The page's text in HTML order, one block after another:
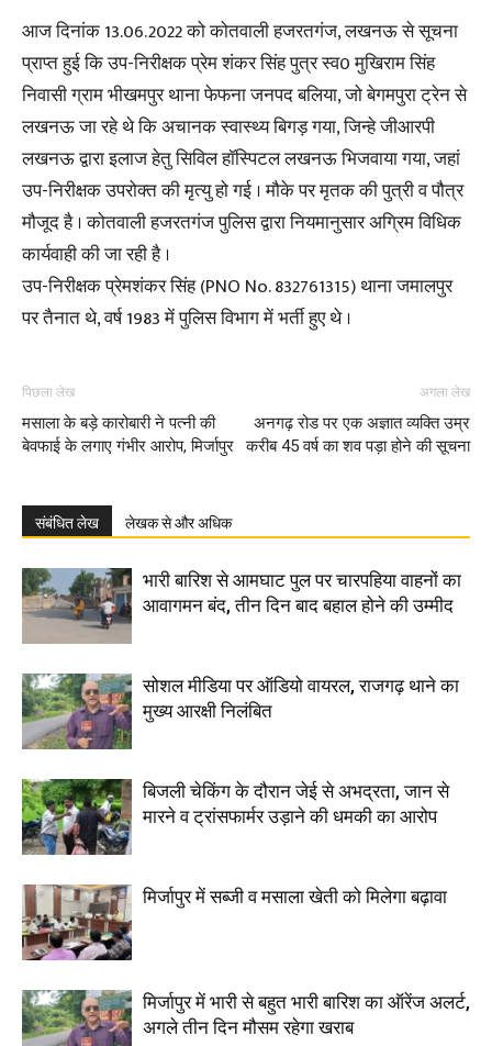
आज दिनांक 13.06.2022 को कोतवाली हजरतगंज, लखनऊ से सूचना
प्राप्त हुई कि उप-निरीक्षक प्रेम शंकर सिंह पुत्र स्व0 मुखिराम सिंह
निवासी ग्राम भीखमपुर थाना फेफना जनपद बलिया, जो बेगमपुरा ट्रेन से
लखनऊ जा रहे थे कि अचानक स्वास्थ्य बिगड़ गया, जिन्हे जीआरपी
लखनऊ द्वारा इलाज हेतु सिविल हॉस्पिटल लखनऊ भिजवाया गया, जहां
उप-निरीक्षक उपरोक्त की मृत्यु हो गई । मौके पर मृतक की पुत्री व पौत्र
मौजूद है । कोतवाली हजरतगंज पुलिस द्वारा नियमानुसार अग्रिम विधिक
कार्यवाही की जा रही है ।
उप-निरीक्षक प्रेमशंकर सिंह (PNO No. 832761315) थाना जमालपुर
पर तैनात थे, वर्ष 1983 में पुलिस विभाग में भर्ती हुए थे ।
पिछला लेख
मसाला के बड़े कारोबारी ने पत्नी की
बेवफाई के लगाए गंभीर आरोप, मिर्जापुर
अगला लेख
अनगढ़ रोड पर एक अज्ञात व्यक्ति उम्र
करीब 45 वर्ष का शव पड़ा होने की सूचना
संबंधित लेख लेखक से और अधिक
भारी बारिश से आमघाट पुल पर चारपहिया वाहनों का
आवागमन बंद, तीन दिन बाद बहाल होने की उम्मीद
सोशल मीडिया पर ऑडियो वायरल, राजगढ़ थाने का
मुख्य आरक्षी निलंबित
बिजली चेकिंग के दौरान जेई से अभद्रता, जान से
मारने व ट्रांसफार्मर उड़ाने की धमकी का आरोप
मिर्जापुर में सब्जी व मसाला खेती को मिलेगा बढ़ावा
मिर्जापुर में भारी से बहुत भारी बारिश का ऑरेंज अलर्ट,
अगले तीन दिन मौसम रहेगा खराब